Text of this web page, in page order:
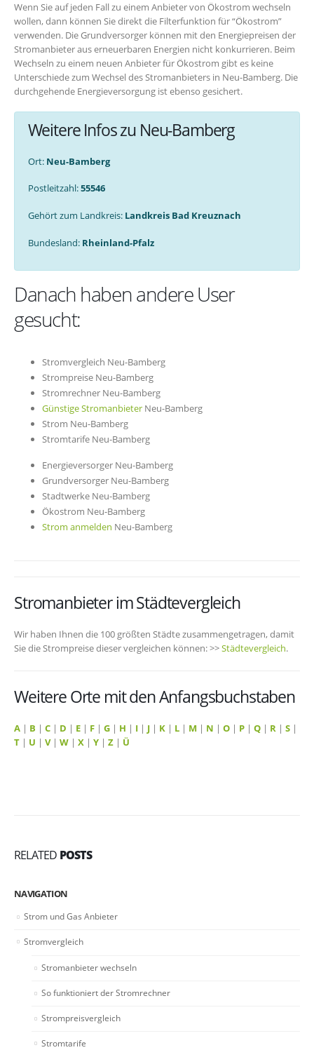
Wenn Sie auf jeden Fall zu einem Anbieter von Ökostrom wechseln
wollen, dann können Sie direkt die Filterfunktion für “Ökostrom”
verwenden. Die Grundversorger können mit den Energiepreisen der
Stromanbieter aus erneuerbaren Energien nicht konkurrieren. Beim
Wechseln zu einem neuen Anbieter für Ökostrom gibt es keine
Unterschiede zum Wechsel des Stromanbieters in Neu-Bamberg. Die
durchgehende Energieversorgung ist ebenso gesichert.
Weitere Infos zu Neu-Bamberg
Ort: Neu-Bamberg
Postleitzahl:55546
Gehört zum Landkreis: Landkreis Bad Kreuznach
Bundesland: Rheinland-Pfalz
Danach haben andere User
gesucht:
Stromvergleich Neu-Bamberg
Strompreise Neu-Bamberg
Stromrechner Neu-Bamberg
Günstige Stromanbieter Neu-Bamberg
Strom Neu-Bamberg
Stromtarife Neu-Bamberg
Energieversorger Neu-Bamberg
Grundversorger Neu-Bamberg
Stadtwerke Neu-Bamberg
Ökostrom Neu-Bamberg
Strom anmelden Neu-Bamberg
Stromanbieter im Städtevergleich
Wir haben Ihnen die 100 größten Städte zusammengetragen, damit
Sie die Strompreise dieser vergleichen können: >>Städtevergleich.
Weitere Orte mit den Anfangsbuchstaben
A | B | C | D | E | F | G | H | I | J | K | L | M | N | O | P | Q | R | S |
T | U | V| W | X | Y | Z | Ü
RELATED POSTS
NAVIGATION
Strom und Gas Anbieter
Stromvergleich
Stromanbieter wechseln
So funktioniert der Stromrechner
Strompreisvergleich
Stromtarife